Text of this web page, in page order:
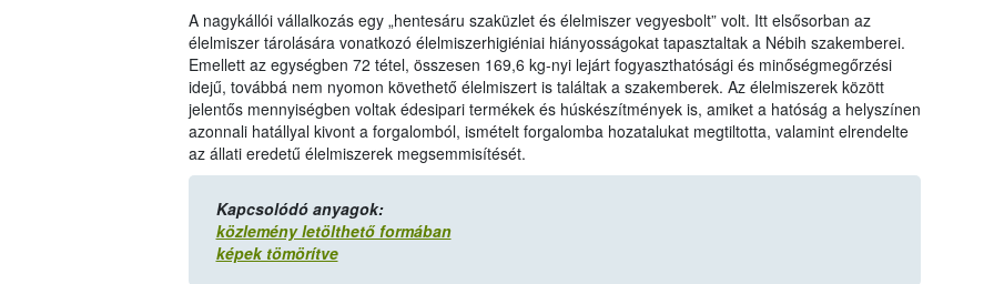
A nagykállói vállalkozás egy „hentesáru szaküzlet és élelmiszer vegyesbolt” volt. Itt elsősorban az
élelmiszer tárolására vonatkozó élelmiszerhigiéniai hiányosságokat tapasztaltak a Nébih szakemberei.
Emellett az egységben 72 tétel, összesen 169,6 kg-nyi lejárt fogyaszthatósági és minőségmegőrzési
idejű, továbbá nem nyomon követhető élelmiszert is találtak a szakemberek. Az élelmiszerek között
jelentős mennyiségben voltak édesipari termékek és húskészítmények is, amiket a hatóság a helyszínen
azonnali hatállyal kivont a forgalomból, ismételt forgalomba hozatalukat megtiltotta, valamint elrendelte
az állati eredetű élelmiszerek megsemmisítését.
Kapcsolódó anyagok:
közlemény letölthető formában
képek tömörítve